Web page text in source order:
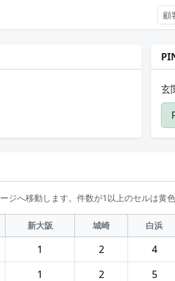
玄
ジへ移動します。件数が1以上のセルは黄
新大阪 城崎 白浜
1 2 4
1 2 5